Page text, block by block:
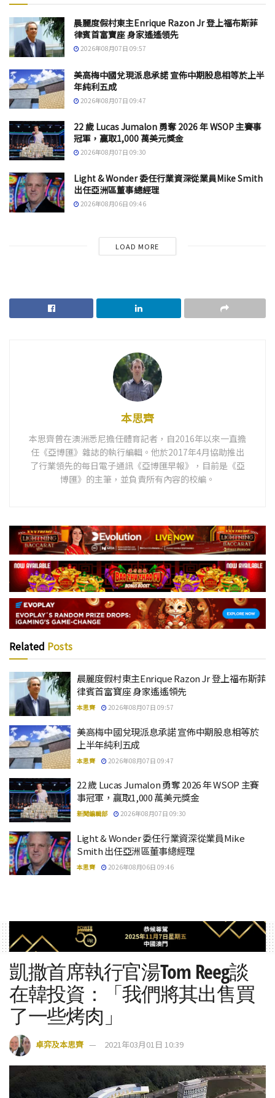
晨麗度假村東主Enrique Razon Jr 登上福布斯菲
律賓首富寶座 身家遙遙領先
2026年08月07日 09:57
美高梅中國兌現派息承諾 宣佈中期股息相等於上半
年純利五成
2026年08月07日 09:47
22 歲 Lucas Jumalon 勇奪 2026 年 WSOP 主賽事
冠軍，贏取1,000 萬美元獎金
2026年08月07日 09:30
Light & Wonder 委任行業資深從業員Mike Smith
出任亞洲區董事總經理
2026年08月06日 09:46
LOAD MORE
本思齊
本思齊曾在澳洲悉尼擔任體育記者，自2016年以來一直擔
任《亞博匯》雜誌的執行編輯。他於2017年4月協助推出
了行業領先的每日電子通訊《亞博匯早報》，目前是《亞
博匯》的主筆，並負責所有內容的校編。
Related Posts
晨麗度假村東主Enrique Razon Jr 登上福布斯菲
律賓首富寶座 身家遙遙領先
本思齊 2026年08月07日 09:57
美高梅中國兌現派息承諾 宣佈中期股息相等於
上半年純利五成
本思齊 2026年08月07日 09:47
22 歲 Lucas Jumalon 勇奪 2026 年 WSOP 主賽
事冠軍，贏取1,000 萬美元獎金
新聞編輯部 2026年08月07日 09:30
Light & Wonder 委任行業資深從業員Mike
Smith 出任亞洲區董事總經理
本思齊 2026年08月06日 09:46
凱撒首席執行官湯Tom Reeg談
在韓投資：「我們將其出售買
了一些烤肉」
卓弈及本思齊 2021年03月01日 10:39